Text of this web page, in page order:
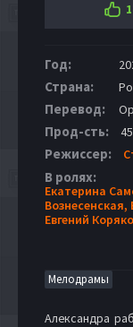
Год:
Страна:
Перевод:
Прод-сть:
Режиссер:
В ролях:
Екатерина
Вознесенская,
Евгений
Мелодрамы
Александра